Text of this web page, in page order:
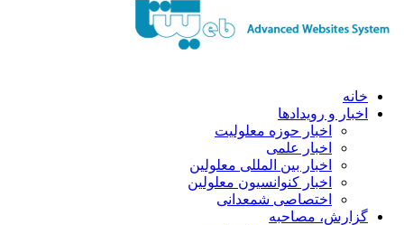
خانه
اخبار و رویدادها
اخبار حوزه معلولیت
اخبار علمی
اخبار بین المللی معلولین
اخبار کنوانسیون معلولین
اختصاصی شمعدانی
گزارش، مصاحبه